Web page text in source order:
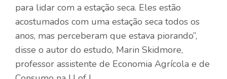
para lidar com a estação seca. Eles estão
acostumados com uma estação seca todos os
anos, mas perceberam que estava piorando”,
disse o autor do estudo, Marin Skidmore,
professor assistente de Economia Agrícola e de